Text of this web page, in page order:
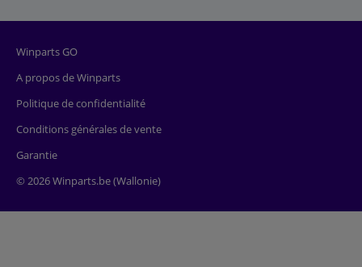
Winparts GO
A propos de Winparts
Politique de confidentialité
Conditions générales de vente
Garantie
© 2026 Winparts.be (Wallonie)